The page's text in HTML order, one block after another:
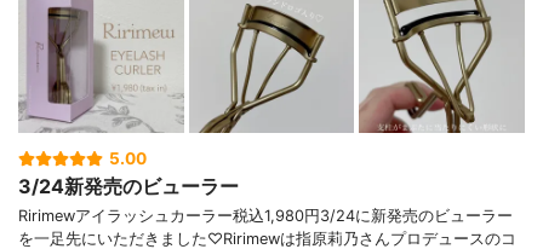
5.00
3/24新発売のビューラー
Ririmewアイラッシュカーラー税込1,980円3/24に新発売のビューラー
を一足先にいただきました♡Ririmewは指原莉乃さんプロデュースのコ